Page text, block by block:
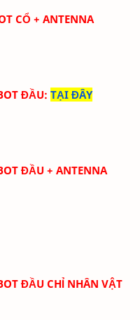
CỔ + ANTENNA
ĐẦU: TẠI ĐÂY
ĐẦU + ANTENNA
ĐẦU CHỈ NHÂN VẬT